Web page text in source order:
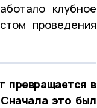
клубное
проведения
превращается в
это был